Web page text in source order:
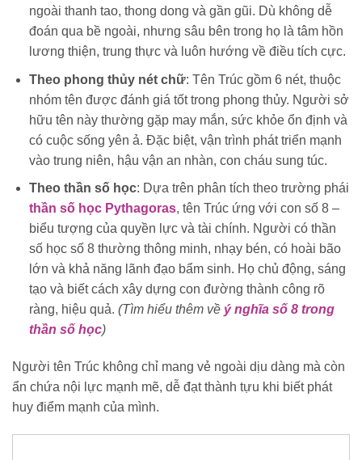
ngoài thanh tao, thong dong và gần gũi. Dù không dễ
đoán qua bề ngoài, nhưng sâu bên trong họ là tâm hồn
lương thiện, trung thực và luôn hướng về điều tích cực.
Theo phong thủy nét chữ: Tên Trúc gồm 6 nét, thuộc
nhóm tên được đánh giá tốt trong phong thủy. Người sở
hữu tên này thường gặp may mắn, sức khỏe ổn định và
có cuộc sống yên ả. Đặc biệt, vận trình phát triển mạnh
vào trung niên, hậu vận an nhàn, con cháu sung túc.
Theo thần số học: Dựa trên phân tích theo trường phái
thần số học Pythagoras, tên Trúc ứng với con số 8 –
biểu tượng của quyền lực và tài chính. Người có thần
số học số 8 thường thông minh, nhạy bén, có hoài bão
lớn và khả năng lãnh đạo bẩm sinh. Họ chủ động, sáng
tạo và biết cách xây dựng con đường thành công rõ
ràng, hiệu quả. (Tìm hiểu thêm về ý nghĩa số 8 trong
thần số học)
Người tên Trúc không chỉ mang vẻ ngoài dịu dàng mà còn
ẩn chứa nội lực mạnh mẽ, dễ đạt thành tựu khi biết phát
huy điểm mạnh của mình.